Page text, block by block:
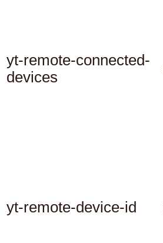
yt-remote-connected-
devices
yt-remote-device-id